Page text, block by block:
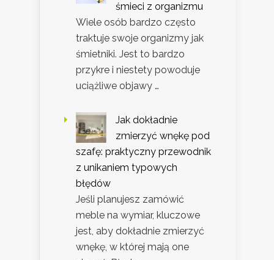
śmieci z organizmu
Wiele osób bardzo często
traktuje swoje organizmy jak
śmietniki. Jest to bardzo
przykre i niestety powoduje
uciążliwe objawy …
Jak dokładnie
zmierzyć wnękę pod
szafę: praktyczny przewodnik
z unikaniem typowych
błędów
Jeśli planujesz zamówić
meble na wymiar, kluczowe
jest, aby dokładnie zmierzyć
wnękę, w której mają one